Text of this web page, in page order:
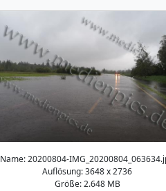
Name: 20200804-
Auflösung: 3648 x 2736
Größe: 2.648 MB